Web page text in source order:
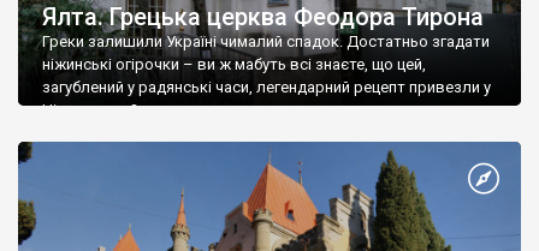
Ялта. Грецька церква Феодора Тирона
Греки залишили Україні чималий спадок. Достатньо згадати
ніжинські огірочки – ви ж мабуть всі знаєте, що цей,
загублений у радянські часи, легендарний рецепт привезли у
Ніжин греки?